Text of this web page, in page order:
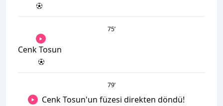
75’
Cenk Tosun
79’
Cenk Tosun'un füzesi direkten döndü!